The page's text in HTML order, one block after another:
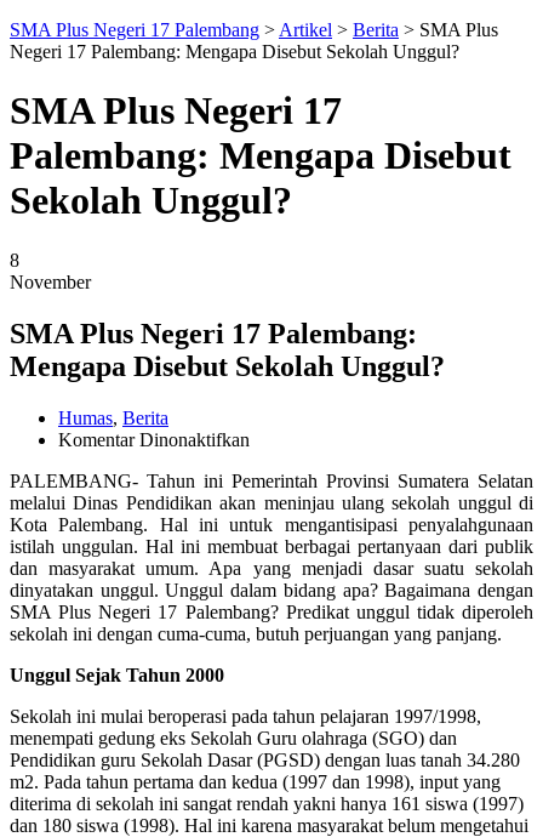
SMA Plus Negeri 17 Palembang > Artikel > Berita > SMA Plus
Negeri 17 Palembang: Mengapa Disebut Sekolah Unggul?
SMA Plus Negeri 17
Palembang: Mengapa Disebut
Sekolah Unggul?
8
November
SMA Plus Negeri 17 Palembang:
Mengapa Disebut Sekolah Unggul?
Humas, Berita
Komentar Dinonaktifkan
Plus
Negeri
17
Palembang:
Mengapa
Disebut
Sekolah
Unggul?
PALEMBANG- Tahun ini Pemerintah Provinsi Sumatera Selatan
melalui Dinas Pendidikan akan meninjau ulang sekolah unggul di
Kota Palembang. Hal ini untuk mengantisipasi penyalahgunaan
istilah unggulan. Hal ini membuat berbagai pertanyaan dari publik
dan masyarakat umum. Apa yang menjadi dasar suatu sekolah
dinyatakan unggul. Unggul dalam bidang apa? Bagaimana dengan
SMA Plus Negeri 17 Palembang? Predikat unggul tidak diperoleh
sekolah ini dengan cuma-cuma, butuh perjuangan yang panjang.
Unggul Sejak Tahun 2000
Sekolah ini mulai beroperasi pada tahun pelajaran 1997/1998,
menempati gedung eks Sekolah Guru olahraga (SGO) dan
Pendidikan guru Sekolah Dasar (PGSD) dengan luas tanah 34.280
m2. Pada tahun pertama dan kedua (1997 dan 1998), input yang
diterima di sekolah ini sangat rendah yakni hanya 161 siswa (1997)
dan 180 siswa (1998). Hal ini karena masyarakat belum mengetahui